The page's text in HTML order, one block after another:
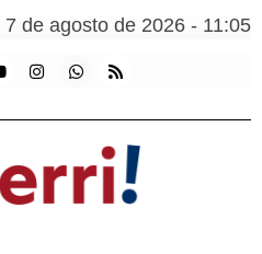
de agosto de 2026 - 11:05